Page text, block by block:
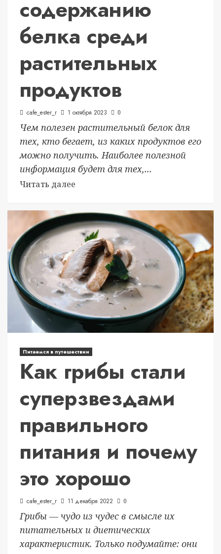
содержанию
белка среди
растительных
продуктов
cafe_ester_r 1 октября 2023 0
Чем полезен растительный белок для
тех, кто бегает, из каких продуктов его
можно получить. Наиболее полезной
информация будет для тех,...
Читать далее
Питаемся в путешествии
Как грибы стали
суперзвездами
правильного
питания и почему
это хорошо
cafe_ester_r 11 декабря 2022 0
Грибы — чудо из чудес в смысле их
питательных и диетических
характеристик. Только подумайте: они